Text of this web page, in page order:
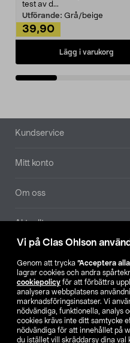
Vi på Clas Ohlson
Genom att trycka ”Acceptera
lagrar cookies och andra
cookiepolicy för att förbättra
analysera webbplatsens
marknadsföringsinsatser. Vi
nödvändiga, funktionella, analys
cookies krävs inte ditt samtycke
nödvändiga för att innehållet på
du istället vill skräddarsy dina val
test av d...
Utförande: Grå/beige
39,90
Lägg i varukorg
Sidfot
Kundservice
Mitt konto
Om oss
Aktuellt
SE